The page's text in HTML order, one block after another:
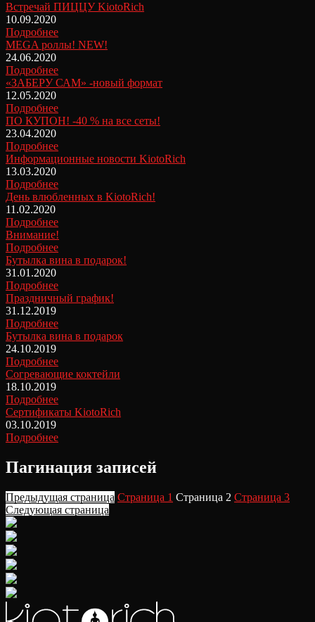
Встречай ПИЦЦУ KiotoRich
10.09.2020
Подробнее
MEGA роллы! NEW!
24.06.2020
Подробнее
«ЗАБЕРУ САМ» -новый формат
12.05.2020
Подробнее
ПО КУПОН! -40 % на все сеты!
23.04.2020
Подробнее
Информационные новости KiotoRich
13.03.2020
Подробнее
День влюбленных в KiotoRich!
11.02.2020
Подробнее
Внимание!
Подробнее
Бутылка вина в подарок!
31.01.2020
Подробнее
Праздничный график!
31.12.2019
Подробнее
Бутылка вина в подарок
24.10.2019
Подробнее
Согревающие коктейли
18.10.2019
Подробнее
Сертификаты KiotoRich
03.10.2019
Подробнее
Пагинация записей
Предыдущая страница Страница 1 Страница 2 Страница 3
Следующая страница